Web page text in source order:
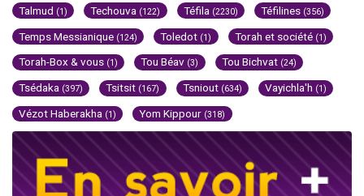
Talmud (1) Techouva (122) Téfila (2230) Téfilines (356)
Temps Messianique (124) Toledot (1) Torah et société (1)
Torah-Box & vous (1) Tou Béav (3) Tou Bichvat (24)
Tsédaka (397) Tsitsit (167) Tsniout (634) Vayichla'h (1)
Vézot Haberakha (1) Yom Kippour (318)